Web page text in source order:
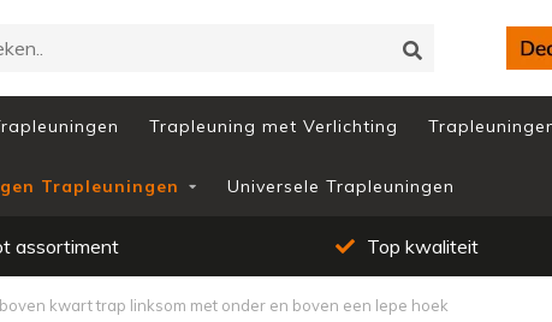
Trapleuning met Verlichting
Trapleuningen Universele Trapleuningen
assortiment Top kwaliteit
kwart trap linksom met onder en boven een lepe hoek